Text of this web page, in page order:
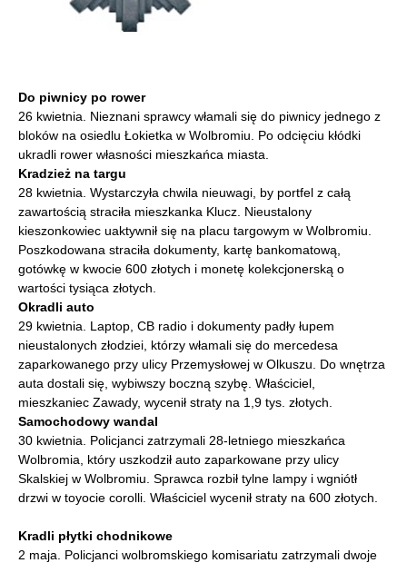
Do piwnicy po rower
26 kwietnia. Nieznani sprawcy włamali się do piwnicy jednego z
bloków na osiedlu Łokietka w Wolbromiu. Po odcięciu kłódki
ukradli rower własności mieszkańca miasta.
Kradzież na targu
28 kwietnia. Wystarczyła chwila nieuwagi, by portfel z całą
zawartością straciła mieszkanka Klucz. Nieustalony
kieszonkowiec uaktywnił się na placu targowym w Wolbromiu.
Poszkodowana straciła dokumenty, kartę bankomatową,
gotówkę w kwocie 600 złotych i monetę kolekcjonerską o
wartości tysiąca złotych.
Okradli auto
29 kwietnia. Laptop, CB radio i dokumenty padły łupem
nieustalonych złodziei, którzy włamali się do mercedesa
zaparkowanego przy ulicy Przemysłowej w Olkuszu. Do wnętrza
auta dostali się, wybiwszy boczną szybę. Właściciel,
mieszkaniec Zawady, wycenił straty na 1,9 tys. złotych.
Samochodowy wandal
30 kwietnia. Policjanci zatrzymali 28-letniego mieszkańca
Wolbromia, który uszkodził auto zaparkowane przy ulicy
Skalskiej w Wolbromiu. Sprawca rozbił tylne lampy i wgniótł
drzwi w toyocie corolli. Właściciel wycenił straty na 600 złotych.
Kradli płytki chodnikowe
2 maja. Policjanci wolbromskiego komisariatu zatrzymali dwoje